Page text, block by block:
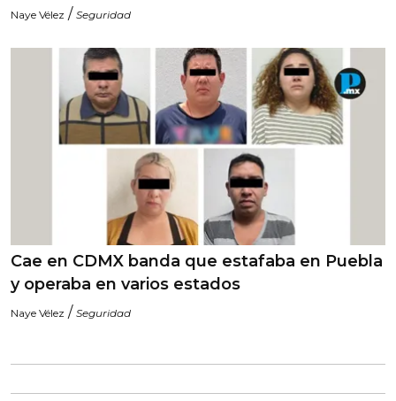
Naye Vélez / Seguridad
Cae en CDMX banda que estafaba en Puebla
y operaba en varios estados
Naye Vélez / Seguridad